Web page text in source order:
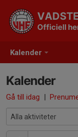
Kalender
Officiell
Kalender
Gå till idag |